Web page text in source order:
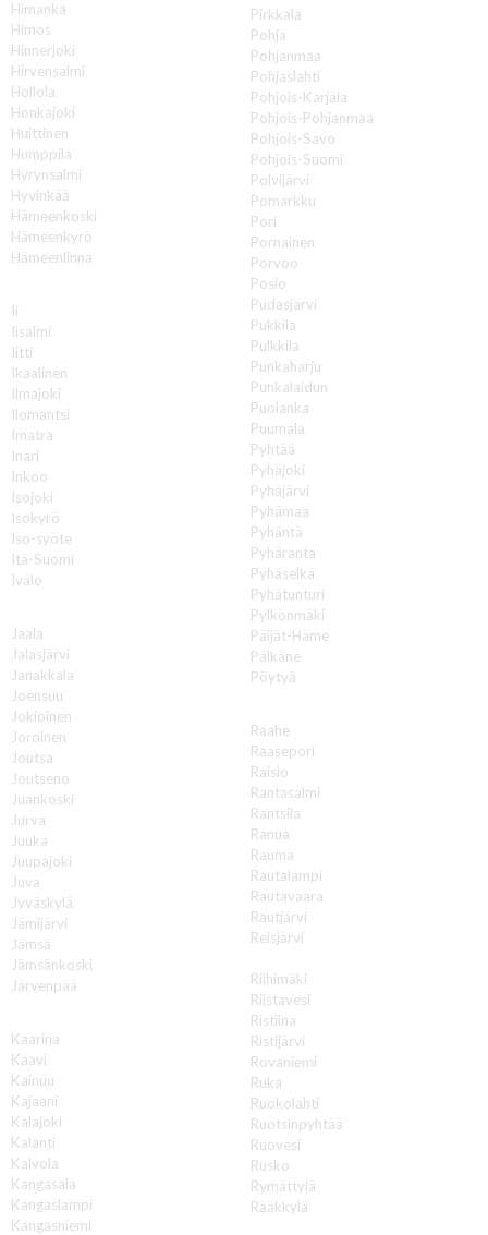
Himanka
Himos
Hinnerjoki
Hirvensalmi
Hollola
Honkajoki
Huittinen
Humppila
Hyrynsalmi
Hyvinkää
Hämeenkoski
Hämeenkyrö
Hämeenlinna
Ii
Iisalmi
Iitti
Ikaalinen
Ilmajoki
Ilomantsi
Imatra
Inari
Inkoo
Isojoki
Isokyrö
Iso-syöte
Itä-Suomi
Ivalo
Jaala
Jalasjärvi
Janakkala
Joensuu
Jokioinen
Joroinen
Joutsa
Joutseno
Juankoski
Jurva
Juuka
Juupajoki
Juva
Jyväskylä
Jämijärvi
Jämsä
Jämsänkoski
Järvenpää
Kaarina
Kaavi
Kainuu
Kajaani
Kalajoki
Kalanti
Kalvola
Kangasala
Kangaslampi
Kangasniemi
Pirkkala
Pohja
Pohjanmaa
Pohjaslahti
Pohjois-Karjala
Pohjois-Pohjanmaa
Pohjois-Savo
Pohjois-Suomi
Polvijärvi
Pomarkku
Pori
Pornainen
Porvoo
Posio
Pudasjärvi
Pukkila
Pulkkila
Punkaharju
Punkalaidun
Puolanka
Puumala
Pyhtää
Pyhäjoki
Pyhäjärvi
Pyhämaa
Pyhäntä
Pyhäranta
Pyhäselkä
Pyhätunturi
Pylkönmäki
Päijät-Häme
Pälkäne
Pöytyä
Raahe
Raasepori
Raisio
Rantasalmi
Rantsila
Ranua
Rauma
Rautalampi
Rautavaara
Rautjärvi
Reisjärvi
Riihimäki
Riistavesi
Ristiina
Ristijärvi
Rovaniemi
Ruka
Ruokolahti
Ruotsinpyhtää
Ruovesi
Rusko
Rymättylä
Rääkkylä